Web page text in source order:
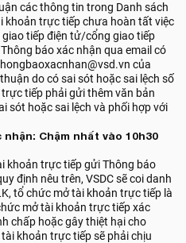
các thông tin trong Danh sách
khoản trực tiếp chưa hoàn tất việc
tiếp điện tử/cổng giao tiếp
báo xác nhận qua email có
của
do có sai sót hoặc sai lệch số
tiếp phải gửi thêm văn bản
sót hoặc sai lệch và phối hợp với
Chậm nhất vào 10h30
khoản trực tiếp gửi Thông báo
định nêu trên, VSDC sẽ coi danh
tổ chức mở tài khoản trực tiếp là
mở tài khoản trực tiếp xác
chấp hoặc gây thiệt hại cho
khoản trực tiếp sẽ phải chịu